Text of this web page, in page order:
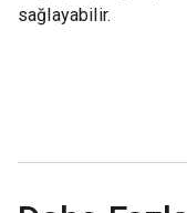
sağlayabilir.